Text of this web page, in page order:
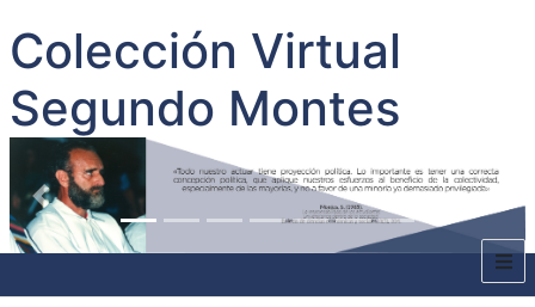
Colección Virtual
Segundo Montes